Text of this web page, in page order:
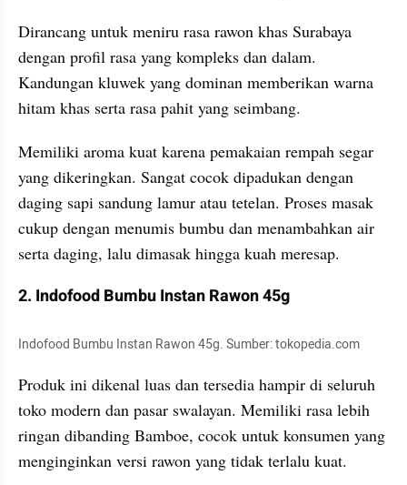
Dirancang untuk meniru rasa rawon khas Surabaya
dengan profil rasa yang kompleks dan dalam.
Kandungan kluwek yang dominan memberikan warna
hitam khas serta rasa pahit yang seimbang.
Memiliki aroma kuat karena pemakaian rempah segar
yang dikeringkan. Sangat cocok dipadukan dengan
daging sapi sandung lamur atau tetelan. Proses masak
cukup dengan menumis bumbu dan menambahkan air
serta daging, lalu dimasak hingga kuah meresap.
2. Indofood Bumbu Instan Rawon 45g
Indofood Bumbu Instan Rawon 45g. Sumber: tokopedia.com
Produk ini dikenal luas dan tersedia hampir di seluruh
toko modern dan pasar swalayan. Memiliki rasa lebih
ringan dibanding Bamboe, cocok untuk konsumen yang
menginginkan versi rawon yang tidak terlalu kuat.